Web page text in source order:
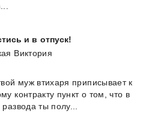
и в отпуск!
Виктория
муж втихаря приписывает к
контракту пункт о том, что в
развода ты полу...